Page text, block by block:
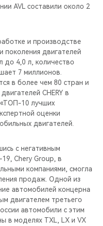
AVL составили около 2
и производстве
поколения двигателей
до 4,0 л, количество
7 миллионов.
в более чем 80 стран и
CHERY в
10 лучших
оценки
двигателей.
с негативным
Chery Group, в
компаниями, смогла
продаж. Одной из
автомобилей концерна
двигателем третьего
автомобили с этим
в моделях TXL, LX и VX